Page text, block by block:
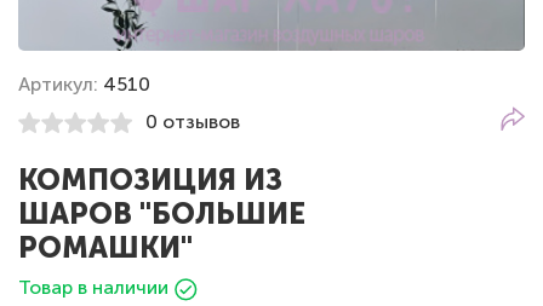
Артикул: 4510
0 отзывов
КОМПОЗИЦИЯ ИЗ
ШАРОВ "БОЛЬШИЕ
РОМАШКИ"
Товар в наличии